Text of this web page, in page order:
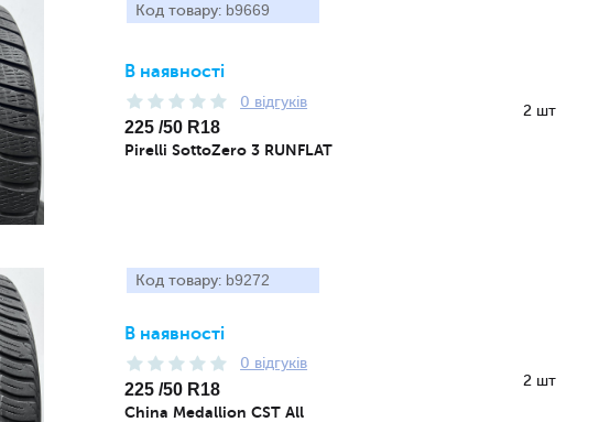
Код товару: b9669
В наявності
0 відгуків
225 /50 R18
Pirelli SottoZero 3 RUNFLAT
2 шт
Код товару: b9272
В наявності
0 відгуків
225 /50 R18
China Medallion CST All
2 шт